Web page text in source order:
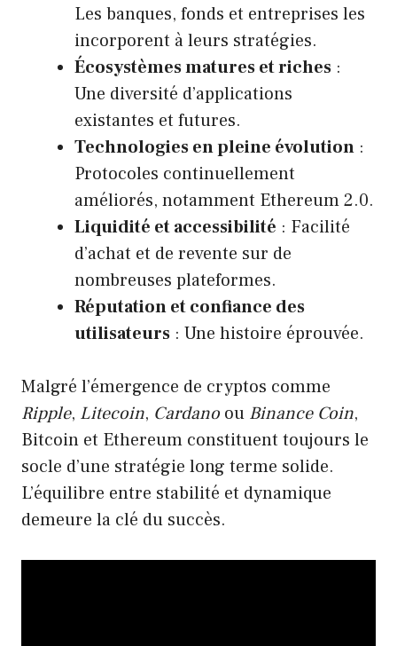
Les banques, fonds et entreprises les
incorporent à leurs stratégies.
Écosystèmes matures et riches :
Une diversité d’applications
existantes et futures.
Technologies en pleine évolution :
Protocoles continuellement
améliorés, notamment Ethereum 2.0.
Liquidité et accessibilité : Facilité
d’achat et de revente sur de
nombreuses plateformes.
Réputation et confiance des
utilisateurs : Une histoire éprouvée.
Malgré l’émergence de cryptos comme
Ripple, Litecoin, Cardano ou Binance Coin,
Bitcoin et Ethereum constituent toujours le
socle d’une stratégie long terme solide.
L’équilibre entre stabilité et dynamique
demeure la clé du succès.